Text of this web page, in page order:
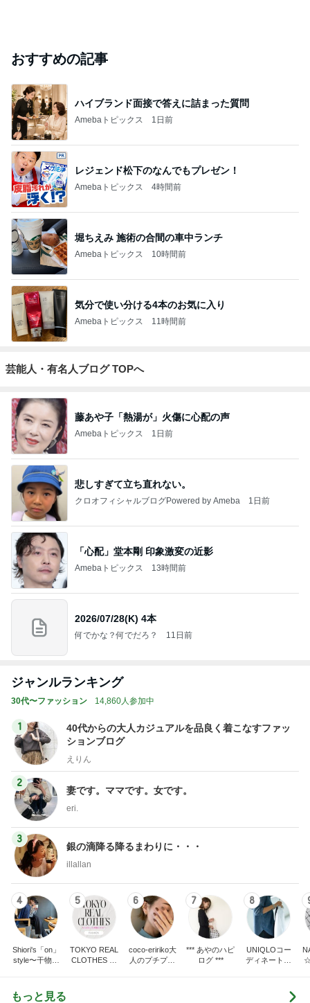
おすすめの記事
ハイブランド面接で答えに詰まった質問
Amebaトピックス 1日前
レジェンド松下のなんでもプレゼン！
Amebaトピックス 4時間前
堀ちえみ 施術の合間の車中ランチ
Amebaトピックス 10時間前
気分で使い分ける4本のお気に入り
Amebaトピックス 11時間前
芸能人・有名人ブログ TOPへ
藤あや子「熱湯が」火傷に心配の声
Amebaトピックス 1日前
悲しすぎて立ち直れない。
クロオフィシャルブログPowered by Ameba 1日前
「心配」堂本剛 印象激変の近影
Amebaトピックス 13時間前
2026/07/28(K) 4本
何でかな？何でだろ？ 11日前
ジャンルランキング
30代〜ファッション 14,860人参加中
1
40代からの大人カジュアルを品良く着こなすファッ
ションブログ
えりん
2
妻です。ママです。女です。
eri.
3
銀の滴降る降るまわりに・・・
illallan
4
Shiori's「on」
style〜干物女
5
TOKYO REAL
CLOTHES 大
6
coco-eririko大
人のプチプラ
7
*** あやのハピ
ログ ***
8
UNIQLOコー
ディネート日
もっと見る